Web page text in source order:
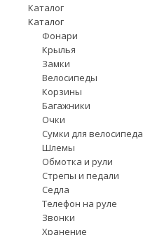
Каталог
Каталог
Фонари
Крылья
Замки
Велосипеды
Корзины
Багажники
Очки
Сумки для велосипеда
Шлемы
Обмотка и рули
Стрепы и педали
Седла
Телефон на руле
Звонки
Хранение